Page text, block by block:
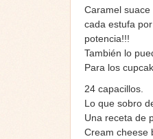
Caramel
cada estufa
potencia!!!
También lo
Para los
24 capacillos.
Lo que sobro
Una receta de
Cream cheese